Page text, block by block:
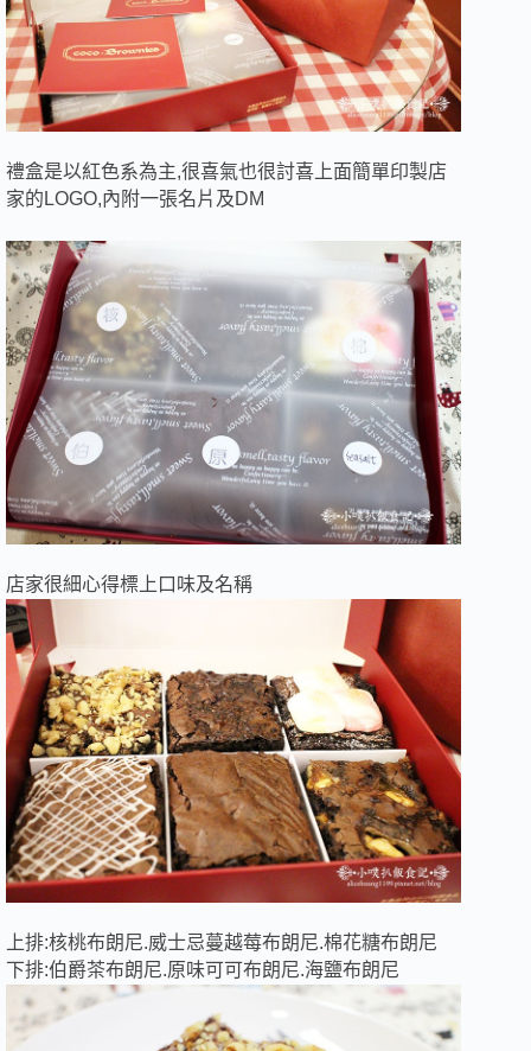
禮盒是以紅色系為主,很喜氣也很討喜上面簡單印製店
家的LOGO,內附一張名片及DM
店家很細心得標上口味及名稱
上排:核桃布朗尼.威士忌蔓越莓布朗尼.棉花糖布朗尼
下排:伯爵茶布朗尼.原味可可布朗尼.海鹽布朗尼